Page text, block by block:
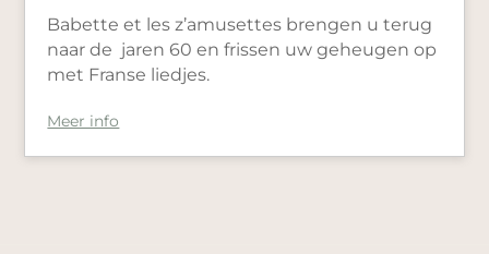
Babette et les z’amusettes brengen u terug
naar de jaren 60 en frissen uw geheugen op
met Franse liedjes.
Meer info